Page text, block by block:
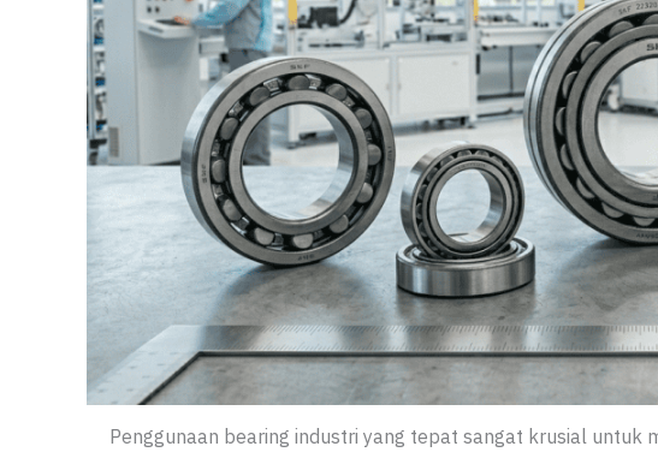
Penggunaan bearing industri yang tepat sangat krusial untuk